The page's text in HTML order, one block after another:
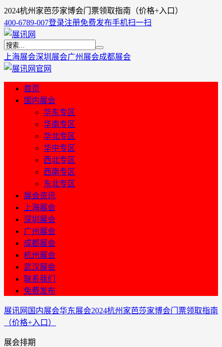
2024杭州家芭莎家博会门票领取指南（价格+入口）
400-6789-007登录注册免费发布手机扫一扫
上海展会深圳展会广州展会成都展会
首页
国内展会
华东专区
华南专区
华北专区
华中专区
西北专区
西南专区
东北专区
展会资讯
上海展会
深圳展会
广州展会
成都展会
杭州展会
武汉展会
联系我们
免费发布
展讯网 国内展会华东展会2024杭州家芭莎家博会门票领取指南
（价格+入口）
展会排期